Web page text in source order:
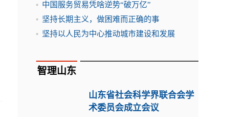
中国服务贸易凭啥逆势“破万亿”
坚持长期主义，做困难而正确的事
坚持以人民为中心推动城市建设和发展
智理山东
山东省社会科学界联合会学
术委员会成立会议